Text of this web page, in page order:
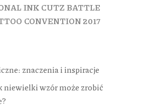
INK CUTZ BATTLE
CONVENTION 2017
znaczenia i inspiracje
niewielki wzór może zrobić